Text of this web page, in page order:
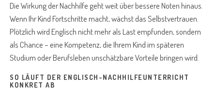
Die Wirkung der Nachhilfe geht weit über bessere Noten hinaus.
Wenn Ihr Kind Fortschritte macht, wächst das Selbstvertrauen.
Plötzlich wird Englisch nicht mehr als Last empfunden, sondern
als Chance – eine Kompetenz, die Ihrem Kind im späteren
Studium oder Berufsleben unschätzbare Vorteile bringen wird.
SO LÄUFT DER ENGLISCH-NACHHILFEUNTERRICHT
KONKRET AB